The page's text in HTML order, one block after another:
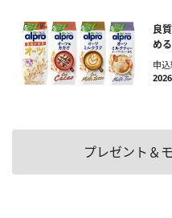
良
め
申
プレゼント＆